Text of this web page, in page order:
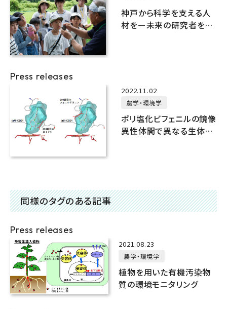
神戸から科学を支える人
材をー未来の研究者を育
Press releases
2022.11.02
農学・環境学
ポリ塩化ビフェニルの鏡像
異性体間で異なる生体内
同様のタグのある記事
Press releases
2021.08.23
農学・環境学
植物を用いた有機汚染物
質の環境モニタリング